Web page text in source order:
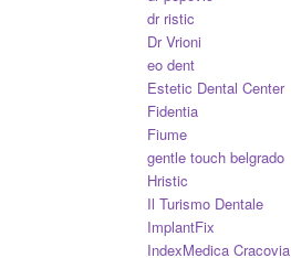
dr ristic
Dr Vrioni
eo dent
Estetic Dental Center
Fidentia
Fiume
gentle touch belgrado
Hristic
Il Turismo Dentale
ImplantFix
IndexMedica Cracovia